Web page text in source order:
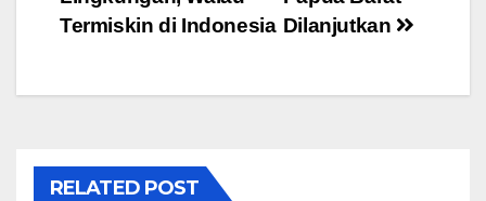
Dilanjutkan
Termiskin di Indonesia
RELATED POST